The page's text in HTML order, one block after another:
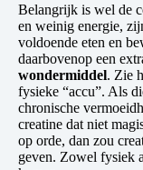
Belangrijk is wel de
en weinig energie,
voldoende eten en
daarbovenop een
wondermiddel. Zie
fysieke “accu”. Als
chronische
creatine dat niet
op orde, dan zou
geven. Zowel fysiek